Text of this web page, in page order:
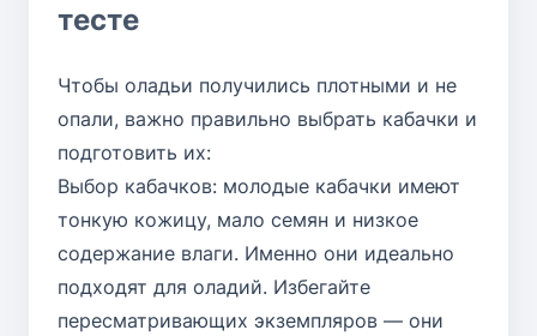
тесте
Чтобы оладьи получились плотными и не
опали, важно правильно выбрать кабачки и
подготовить их:
Выбор кабачков: молодые кабачки имеют
тонкую кожицу, мало семян и низкое
содержание влаги. Именно они идеально
подходят для оладий. Избегайте
пересматривающих экземпляров — они